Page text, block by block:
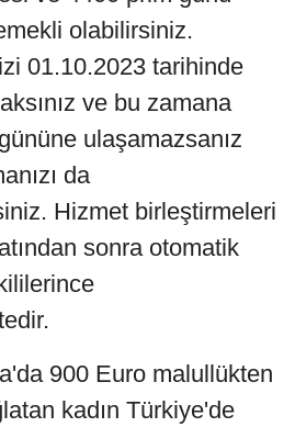
olabilirsiniz.
01.10.2023 tarihinde
ve bu zamana
ulaşamazsanız
da
Hizmet birleştirmeleri
sonra otomatik
900 Euro malullükten
kadın Türkiye'de